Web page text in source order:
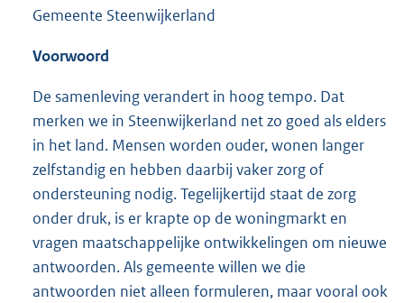
Gemeente Steenwijkerland
Voorwoord
De samenleving verandert in hoog tempo. Dat
merken we in Steenwijkerland net zo goed als elders
in het land. Mensen worden ouder, wonen langer
zelfstandig en hebben daarbij vaker zorg of
ondersteuning nodig. Tegelijkertijd staat de zorg
onder druk, is er krapte op de woningmarkt en
vragen maatschappelijke ontwikkelingen om nieuwe
antwoorden. Als gemeente willen we die
antwoorden niet alleen formuleren, maar vooral ook